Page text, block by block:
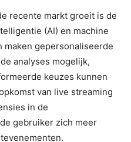
recente markt groeit is de
(AI) en machine
maken gepersonaliseerde
analyses mogelijk,
keuzes kunnen
van live streaming
in de
gebruiker zich meer